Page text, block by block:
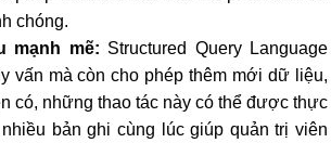
chóng.
mạnh mẽ: Structured Query Language
vấn mà còn cho phép thêm mới dữ liệu,
có, những thao tác này có thể được thực
bản ghi cùng lúc giúp quản trị viên